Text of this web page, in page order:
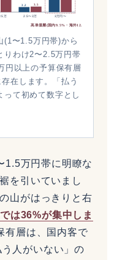
万
3.2 3.5
2.5〜3万 3万円〜
高単価層(国内9.5%・海外12.6%)
(1〜1.5万円帯)から
りわけ2〜2.5万円帯
円以上の予算保有層
在します。「払う
って初めて数字とし
1.5万円帯に明瞭な
を引いていまし
山がはっきりと右
は36%が集中しま
有層は、国内客で
人がいない」の